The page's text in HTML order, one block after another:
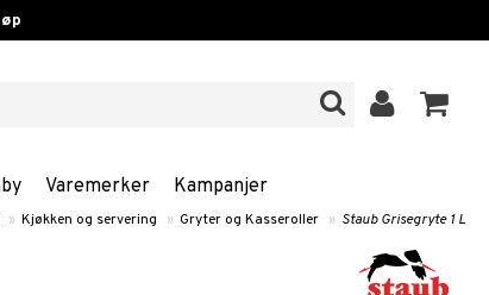
Varemerker Kampanjer
» Kjøkken og servering » Gryter og Kasseroller » Staub Grisegryte 1 L